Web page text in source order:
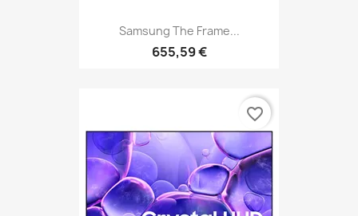
Samsung The Frame...
655,59 €
favorite_border